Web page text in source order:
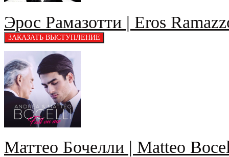
Эрос Рамазотти | Eros
Маттео Бочелли | Matteo